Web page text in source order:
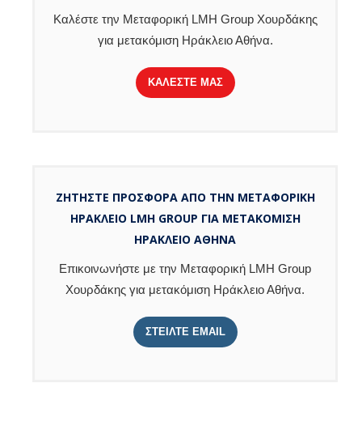
Καλέστε την Μεταφορική LMH Group Χουρδάκης
για μετακόμιση Ηράκλειο Αθήνα.
ΚΑΛΕΣΤΕ ΜΑΣ
ΖΗΤΗΣΤΕ ΠΡΟΣΦΟΡΑ ΑΠΟ ΤΗΝ ΜΕΤΑΦΟΡΙΚΗ
ΗΡΑΚΛΕΙΟ LMH GROUP ΓΙΑ ΜΕΤΑΚΟΜΙΣΗ
ΗΡΑΚΛΕΙΟ ΑΘΗΝΑ
Επικοινωνήστε με την Μεταφορική LMH Group
Χουρδάκης για μετακόμιση Ηράκλειο Αθήνα.
ΣΤΕΙΛΤΕ EMAIL